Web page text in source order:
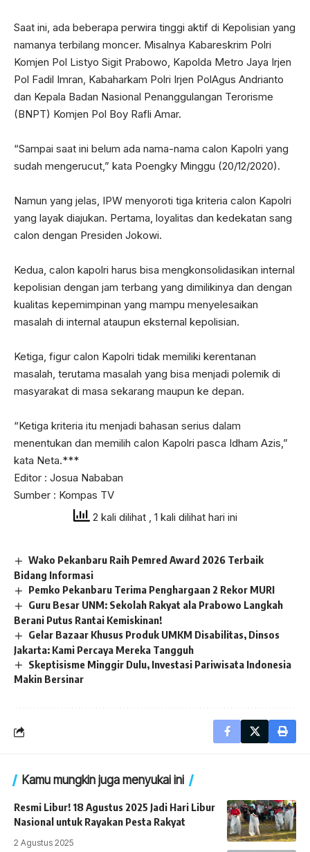
Saat ini, ada beberapa perwira tinggi aktif di Kepolisian yang
namanya terbilang moncer. Misalnya Kabareskrim Polri
Komjen Pol Listyo Sigit Prabowo, Kapolda Metro Jaya Irjen
Pol Fadil Imran, Kabaharkam Polri Irjen PolAgus Andrianto
dan Kepala Badan Nasional Penanggulangan Terorisme
(BNPT) Komjen Pol Boy Rafli Amar.
“Sampai saat ini belum ada nama-nama calon Kapolri yang
sudah mengerucut,” kata Poengky Minggu (20/12/2020).
Namun yang jelas, IPW menyoroti tiga kriteria calon Kapolri
yang layak diajukan. Pertama, loyalitas dan kedekatan sang
calon dengan Presiden Jokowi.
Kedua, calon kapolri harus bisa mengkonsolidasikan internal
kepolisian dengan jam terbang yang dimilikinya dan dengan
kualitas kepemimpinan yang mampu menyelesaikan
masalah di internal ataupun eksternal kepolisian.
Ketiga, figur calon Kapolri tidak memiliki kerentanan
masalah, terutama masalah yang bisa menjadi polemik di
masyarakat di masa sekarang maupun ke depan.
“Ketiga kriteria itu menjadi bahasan serius dalam
menentukan dan memilih calon Kapolri pasca Idham Azis,”
kata Neta.***
Editor : Josua Nababan
Sumber : Kompas TV
2 kali dilihat
, 1 kali dilihat hari ini
Wako Pekanbaru Raih Pemred Award 2026 Terbaik
Bidang Informasi
Pemko Pekanbaru Terima Penghargaan 2 Rekor MURI
Guru Besar UNM: Sekolah Rakyat ala Prabowo Langkah
Berani Putus Rantai Kemiskinan!
Gelar Bazaar Khusus Produk UMKM Disabilitas, Dinsos
Jakarta: Kami Percaya Mereka Tangguh
Skeptisisme Minggir Dulu, Investasi Pariwisata Indonesia
Makin Bersinar
Kamu mungkin juga menyukai ini
Resmi Libur! 18 Agustus 2025 Jadi Hari Libur
Nasional untuk Rayakan Pesta Rakyat
2 Agustus 2025